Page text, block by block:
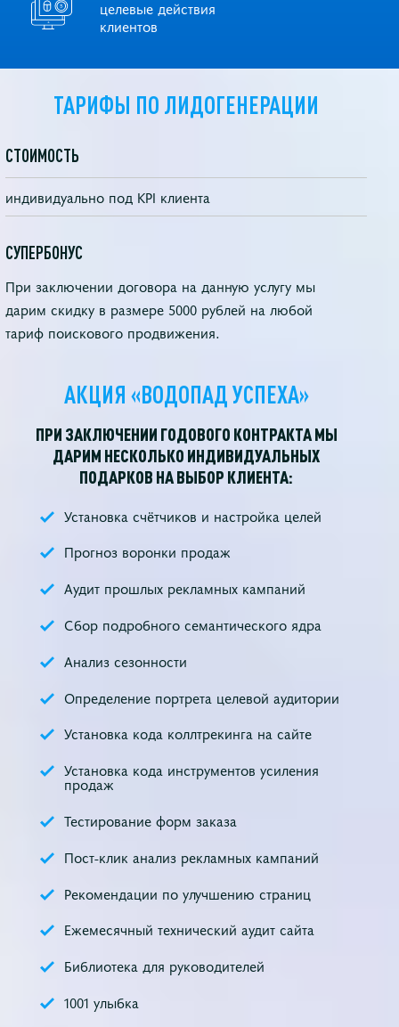
целевые действия
клиентов
ТАРИФЫ ПО ЛИДОГЕНЕРАЦИИ
СТОИМОСТЬ
индивидуально под KPI клиента
СУПЕРБОНУС
При заключении договора на данную услугу мы
дарим скидку в размере 5000 рублей на любой
тариф поискового продвижения.
АКЦИЯ «ВОДОПАД УСПЕХА»
ПРИ ЗАКЛЮЧЕНИИ ГОДОВОГО КОНТРАКТА МЫ
ДАРИМ НЕСКОЛЬКО ИНДИВИДУАЛЬНЫХ
ПОДАРКОВ НА ВЫБОР КЛИЕНТА:
Установка счётчиков и настройка целей
Прогноз воронки продаж
Аудит прошлых рекламных кампаний
Сбор подробного семантического ядра
Анализ сезонности
Определение портрета целевой аудитории
Установка кода коллтрекинга на сайте
Установка кода инструментов усиления
продаж
Тестирование форм заказа
Пост-клик анализ рекламных кампаний
Рекомендации по улучшению страниц
Ежемесячный технический аудит сайта
Библиотека для руководителей
1001 улыбка